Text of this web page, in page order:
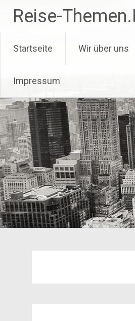
Inhalt
springen
Reise-
Startseite Wir über uns
Impressum